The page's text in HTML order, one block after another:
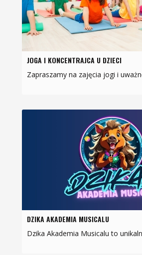
JOGA I KONCENTRAJCA U DZIECI
DZIKA AKADEMIA MUSICALU